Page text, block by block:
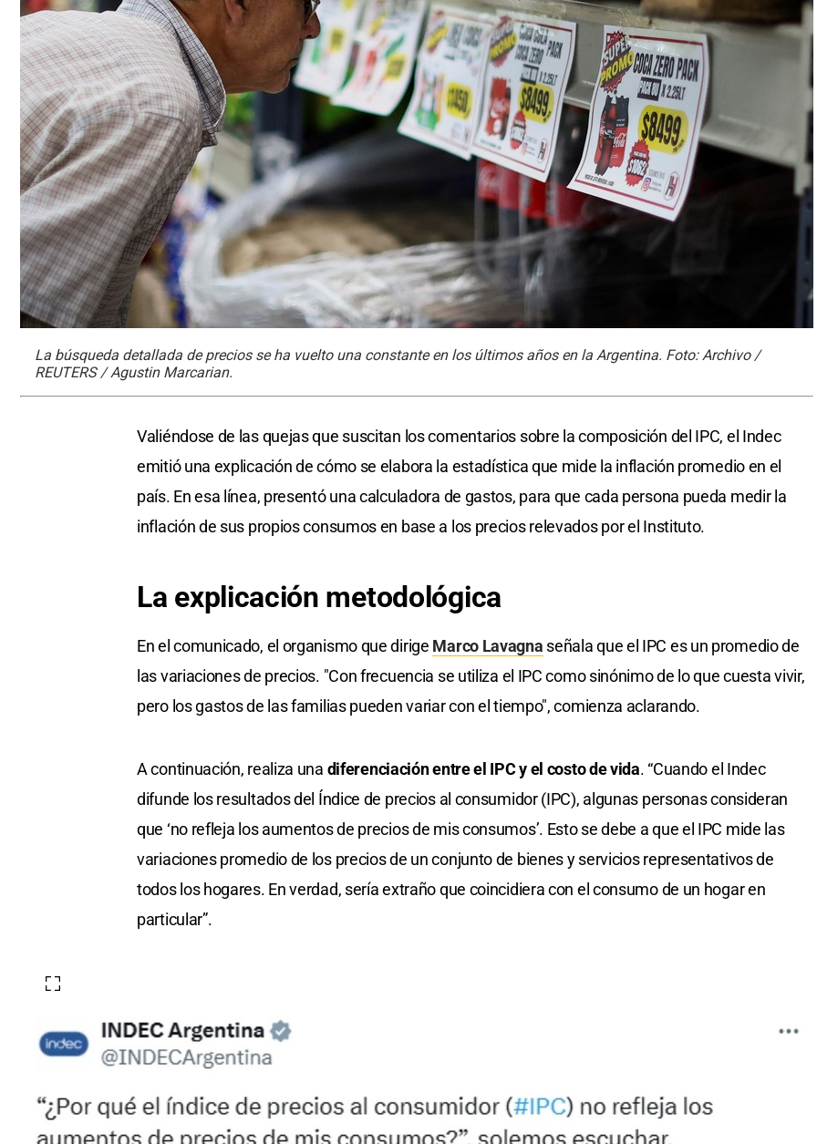
La búsqueda detallada de precios se ha vuelto una constante en los últimos años en la Argentina. Foto: Archivo /
REUTERS / Agustin Marcarian.
Valiéndose de las quejas que suscitan los comentarios sobre la composición del IPC, el Indec
emitió una explicación de cómo se elabora la estadística que mide la inflación promedio en el
país. En esa línea, presentó una calculadora de gastos, para que cada persona pueda medir la
inflación de sus propios consumos en base a los precios relevados por el Instituto.
La explicación metodológica
En el comunicado, el organismo que dirige Marco Lavagna señala que el IPC es un promedio de
las variaciones de precios. "Con frecuencia se utiliza el IPC como sinónimo de lo que cuesta vivir,
pero los gastos de las familias pueden variar con el tiempo", comienza aclarando.
A continuación, realiza una diferenciación entre el IPC y el costo de vida. “Cuando el Indec
difunde los resultados del Índice de precios al consumidor (IPC), algunas personas consideran
que ‘no refleja los aumentos de precios de mis consumos’. Esto se debe a que el IPC mide las
variaciones promedio de los precios de un conjunto de bienes y servicios representativos de
todos los hogares. En verdad, sería extraño que coincidiera con el consumo de un hogar en
particular”.